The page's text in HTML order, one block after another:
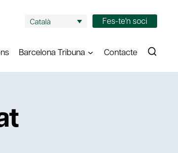
Català Fes-te'n soci
Barcelona Tribuna Contacte